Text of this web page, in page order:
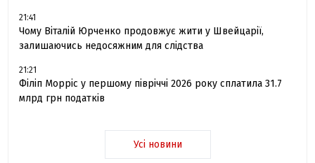
21:41
Чому Віталій Юрченко продовжує жити у Швейцарії,
залишаючись недосяжним для слідства
21:21
Філіп Морріс у першому півріччі 2026 року сплатила 31.7
млрд грн податків
Усі новини